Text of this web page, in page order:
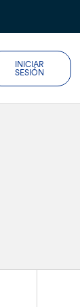
INICIAR
SESIÓN